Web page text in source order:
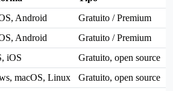
Android
Gratuito / Premium
Android
Gratuito / Premium
iOS
Gratuito, open source
macOS, Linux
Gratuito, open source